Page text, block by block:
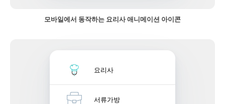
모바일에서 동작하는 요리사 애니메이션 아이콘
요리사
서류가방